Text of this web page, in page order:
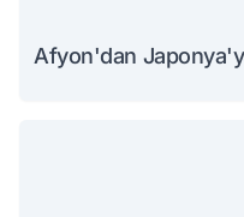
Afyon'dan